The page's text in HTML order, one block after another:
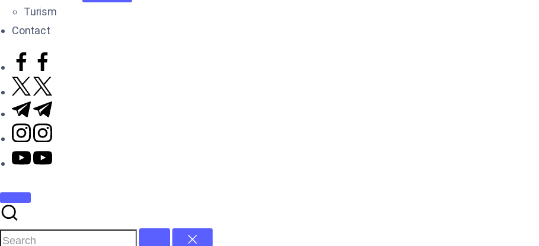
Turism
Contact